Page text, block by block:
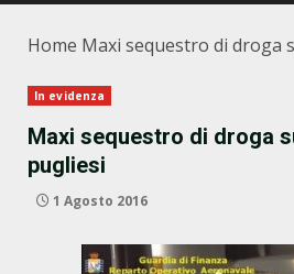
Home Maxi sequestro di droga
In evidenza
Maxi sequestro di droga
pugliesi
1 Agosto 2016